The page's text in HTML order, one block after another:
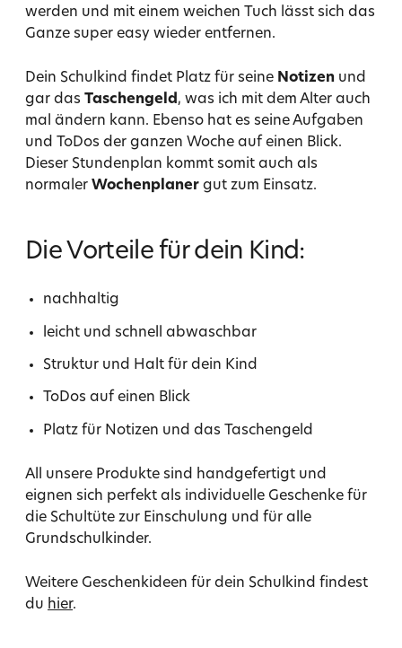
werden und mit einem weichen Tuch lässt sich das
Ganze super easy wieder entfernen.
Dein Schulkind findet Platz für seine Notizen und
gar das Taschengeld , was ich mit dem Alter auch
mal ändern kann. Ebenso hat es seine Aufgaben
und ToDos der ganzen Woche auf einen Blick.
Dieser Stundenplan kommt somit auch als
normaler Wochenplaner gut zum Einsatz.
Die Vorteile für dein Kind:
nachhaltig
leicht und schnell abwaschbar
Struktur und Halt für dein Kind
ToDos auf einen Blick
Platz für Notizen und das Taschengeld
All unsere Produkte sind handgefertigt und
eignen sich perfekt als individuelle Geschenke für
die Schultüte zur Einschulung und für alle
Grundschulkinder.
Weitere Geschenkideen für dein Schulkind findest
du hier.